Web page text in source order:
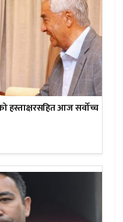
हस्ताक्षरसहित आज सर्वोच्च